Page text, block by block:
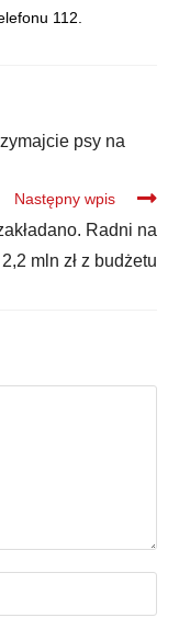
112.
psy na
Następny wpis
Radni na
mln zł z budżetu